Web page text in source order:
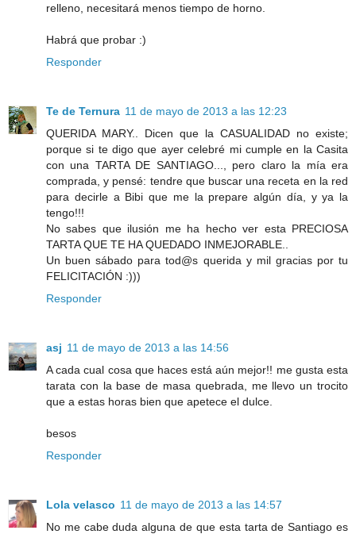
relleno, necesitará menos tiempo de horno.
Habrá que probar :)
Responder
Te de Ternura 11 de mayo de 2013 a las 12:23
QUERIDA MARY.. Dicen que la CASUALIDAD no existe;
porque si te digo que ayer celebré mi cumple en la Casita
con una TARTA DE SANTIAGO..., pero claro la mía era
comprada, y pensé: tendre que buscar una receta en la red
para decirle a Bibi que me la prepare algún día, y ya la
tengo!!!
No sabes que ilusión me ha hecho ver esta PRECIOSA
TARTA QUE TE HA QUEDADO INMEJORABLE..
Un buen sábado para tod@s querida y mil gracias por tu
FELICITACIÓN :)))
Responder
asj 11 de mayo de 2013 a las 14:56
A cada cual cosa que haces está aún mejor!! me gusta esta
tarata con la base de masa quebrada, me llevo un trocito
que a estas horas bien que apetece el dulce.
besos
Responder
Lola velasco 11 de mayo de 2013 a las 14:57
No me cabe duda alguna de que esta tarta de Santiago es